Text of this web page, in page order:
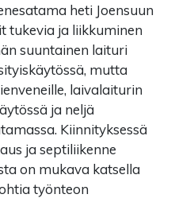
heti Joensuun
tukevia ja liikkuminen
suuntainen laituri
mutta
laivalaiturin
ja neljä
Kiinnityksessä
ja septiliikenne
on mukava katsella
työnteon